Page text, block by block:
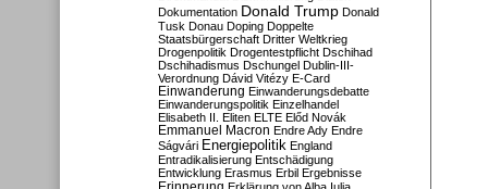
Dokumentation Donald Trump Donald
Tusk Donau Doping Doppelte
Staatsbürgerschaft Dritter Weltkrieg
Drogenpolitik Drogentestpflicht Dschihad
Dschihadismus Dschungel Dublin-III-
Verordnung Dávid Vitézy E-Card
Einwanderung Einwanderungsdebatte
Einwanderungspolitik Einzelhandel
Elisabeth II. Eliten ELTE Előd Novák
Emmanuel Macron Endre Ady Endre
Ságvári Energiepolitik England
Entradikalisierung Entschädigung
Entwicklung Erasmus Erbil Ergebnisse